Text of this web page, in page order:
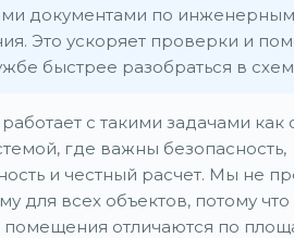
документами по инженерным
Это ускоряет проверки и
быстрее разобраться в
с такими задачами как
где важны безопасность,
и честный расчет. Мы не
для всех объектов, потому что
помещения отличаются по